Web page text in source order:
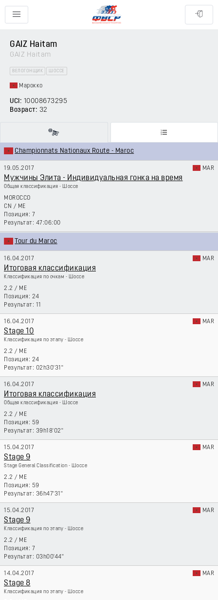
GAIZ Haitam
GAIZ Haitam
ВЕЛОГОНЩИК ШОССЕ
Марокко
UCI: 10008673295
Возраст: 32
Championnats Nationaux Route - Maroc
19.05.2017 MAR
Мужчины Элита - Индивидуальная гонка на время
Общая классификация - Шоссе
MOROCCO
CN / ME
7
47:06:00
Tour du Maroc
16.04.2017 MAR
Итоговая классификация
Классификация по очкам - Шоссе
2.2 / ME
24
11
16.04.2017 MAR
Stage 10
Классификация по этапу - Шоссе
2.2 / ME
24
02h30'31''
16.04.2017 MAR
Итоговая классификация
Общая классификация - Шоссе
2.2 / ME
59
39h18'02''
15.04.2017 MAR
Stage 9
Stage General Classification - Шоссе
2.2 / ME
59
36h47'31''
15.04.2017 MAR
Stage 9
Классификация по этапу - Шоссе
2.2 / ME
7
03h00'44''
14.04.2017 MAR
Stage 8
Классификация по этапу - Шоссе